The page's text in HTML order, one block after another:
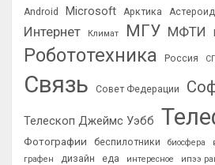
Android Microsoft Арктика
Интернет Климат МГУ МФТИ
Робототехника Россия
Связь Совет Федерации
Телескоп Джеймс Уэбб
Фотографии беспилотники биосфера
графен
дизайн еда интересное ипээ